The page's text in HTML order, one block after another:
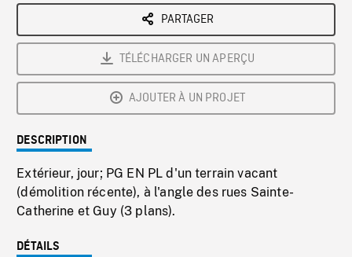
PARTAGER
TÉLÉCHARGER UN APERÇU
AJOUTER À UN PROJET
DESCRIPTION
Extérieur, jour; PG EN PL d'un terrain vacant
(démolition récente), à l'angle des rues Sainte-
Catherine et Guy (3 plans).
DÉTAILS